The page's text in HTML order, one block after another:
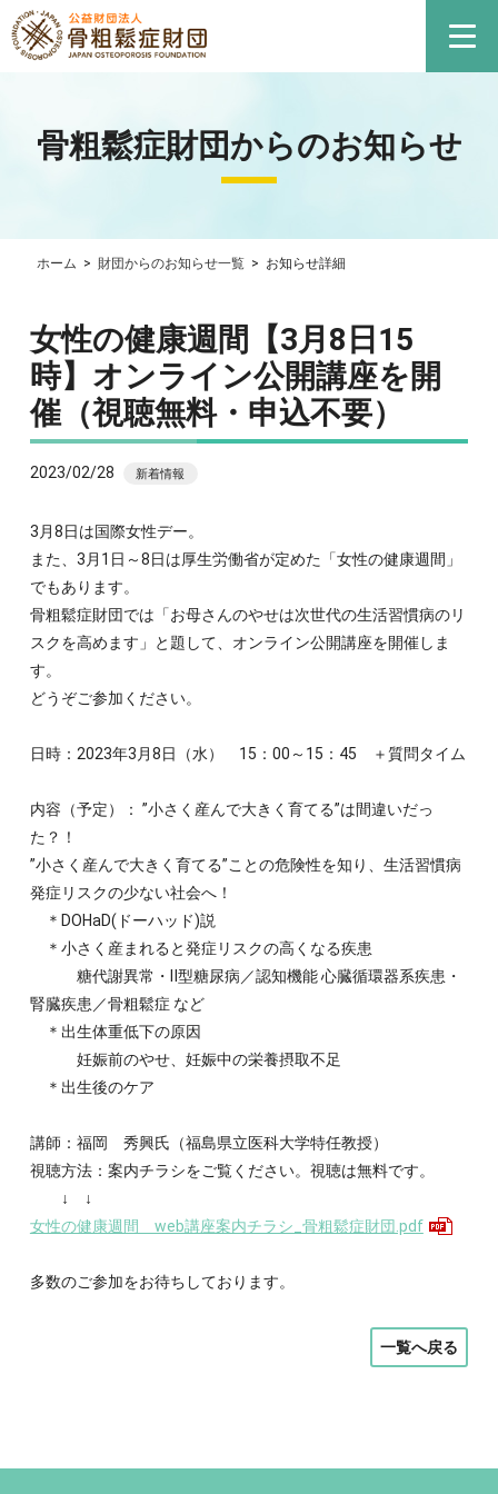
骨粗鬆症財団からのお知らせ
ホーム > 財団からのお知らせ一覧 > お知らせ詳細
女性の健康週間【3月8日15
時】オンライン公開講座を開
催（視聴無料・申込不要）
2023/02/28 新着情報
3月8日は国際女性デー。
また、3月1日～8日は厚生労働省が定めた「女性の健康週間」
でもあります。
骨粗鬆症財団では「お母さんのやせは次世代の生活習慣病のリ
スクを高めます」と題して、オンライン公開講座を開催しま
す。
どうぞご参加ください。
日時：2023年3月8日（水） 15：00～15：45 ＋質問タイム
内容（予定）： ”小さく産んで大きく育てる”は間違いだっ
た？！
”小さく産んで大きく育てる”ことの危険性を知り、生活習慣病
発症リスクの少ない社会へ！
＊DOHaD(ドーハッド)説
＊小さく産まれると発症リスクの高くなる疾患
糖代謝異常・Ⅱ型糖尿病／認知機能 心臓循環器系疾患・
腎臓疾患／骨粗鬆症 など
＊出生体重低下の原因
妊娠前のやせ、妊娠中の栄養摂取不足
＊出生後のケア
講師：福岡 秀興氏（福島県立医科大学特任教授）
視聴方法：案内チラシをご覧ください。視聴は無料です。
↓ ↓
女性の健康週間 web講座案内チラシ_骨粗鬆症財団.pdf
多数のご参加をお待ちしております。
一覧へ戻る